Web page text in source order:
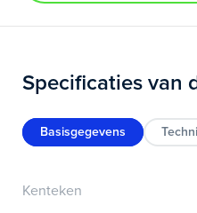
Specificaties van
Basisgegevens
Kenteken